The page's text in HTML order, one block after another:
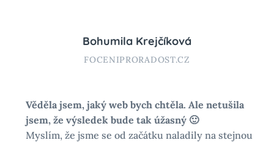
Bohumila Krejčíková
FOCENIPRORADOST.CZ
Věděla jsem, jaký web bych chtěla. Ale netušila
jsem, že výsledek bude tak úžasný 🙂
Myslím, že jsme se od začátku naladily na stejnou